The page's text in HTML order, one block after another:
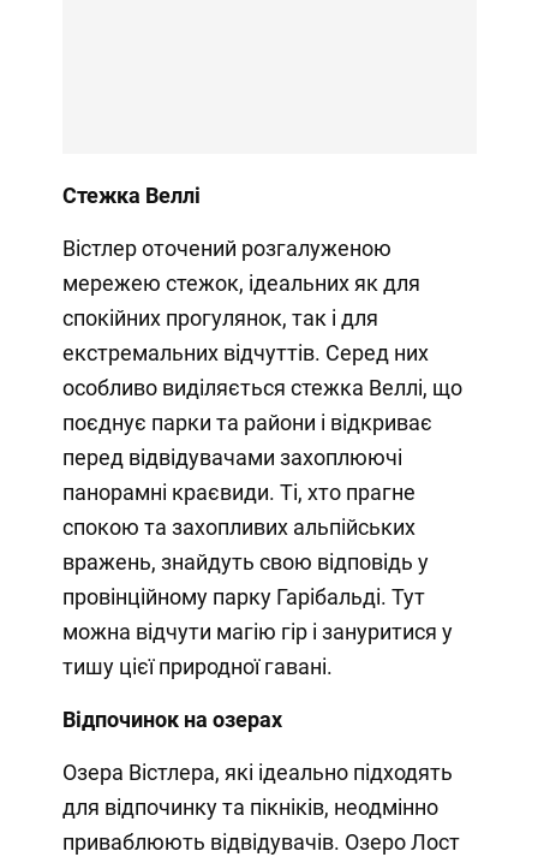
Стежка Веллі
Вістлер оточений розгалуженою
мережею стежок, ідеальних як для
спокійних прогулянок, так і для
екстремальних відчуттів. Серед них
особливо виділяється стежка Веллі, що
поєднує парки та райони і відкриває
перед відвідувачами захоплюючі
панорамні краєвиди. Ті, хто прагне
спокою та захопливих альпійських
вражень, знайдуть свою відповідь у
провінційному парку Гарібальді. Тут
можна відчути магію гір і зануритися у
тишу цієї природної гавані.
Відпочинок на озерах
Озера Вістлера, які ідеально підходять
для відпочинку та пікніків, неодмінно
приваблюють відвідувачів. Озеро Лост